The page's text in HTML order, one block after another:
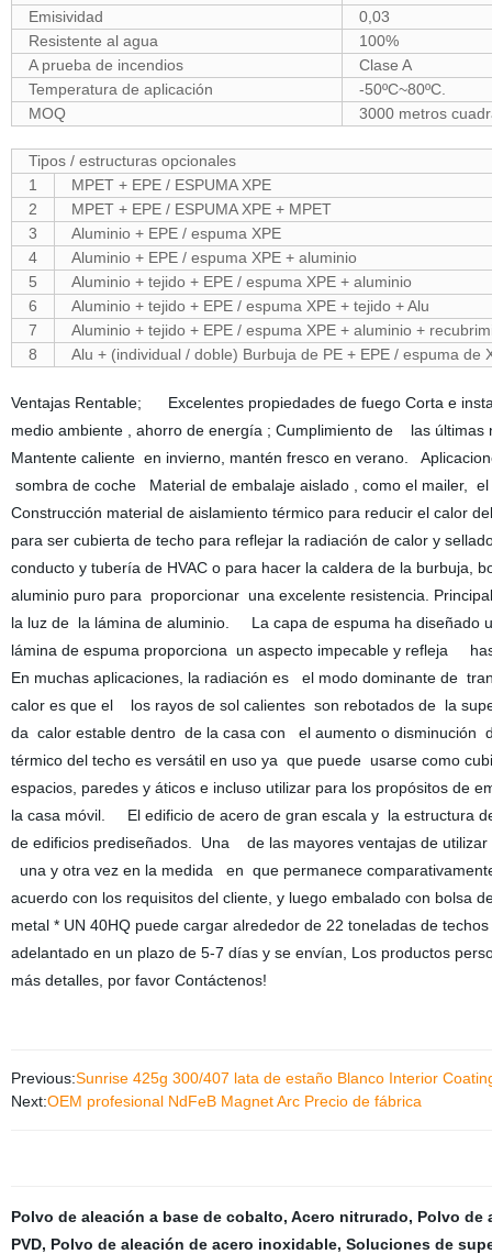
Emisividad
0,03
Resistente al agua
100%
A prueba de incendios
Clase A
Temperatura de aplicación
-50ºC~80ºC.
MOQ
3000 metros
Tipos / estructuras opcionales
1
MPET + EPE / ESPUMA XPE
2
MPET + EPE / ESPUMA XPE + MPET
3
Aluminio + EPE / espuma XPE
4
Aluminio + EPE / espuma XPE + aluminio
5
Aluminio + tejido + EPE / espuma XPE + aluminio
6
Aluminio + tejido + EPE / espuma XPE + tejido + Alu
7
Aluminio + tejido + EPE / espuma XPE + aluminio +
8
Alu + (individual / doble) Burbuja de PE + EPE / espuma
Ventajas Rentable; Excelentes propiedades de fuego Corta e
medio ambiente , ahorro de energía ; Cumplimiento de las
Mantente caliente en invierno, mantén fresco en verano.
sombra de coche Material de embalaje aislado , como el mailer,
Construcción material de aislamiento térmico para reducir el calor
para ser cubierta de techo para reflejar la radiación de calor y
conducto y tubería de HVAC o para hacer la caldera de la
aluminio puro para proporcionar una excelente resistencia.
la luz de la lámina de aluminio. La capa de espuma ha diseñado
lámina de espuma proporciona un aspecto impecable y refleja
En muchas aplicaciones, la radiación es el modo dominante de
calor es que el los rayos de sol calientes son rebotados de la
da calor estable dentro de la casa con el aumento o
térmico del techo es versátil en uso ya que puede usarse como
espacios, paredes y áticos e incluso utilizar para los propósitos
la casa móvil. El edificio de acero de gran escala y la estructura
de edificios prediseñados. Una de las mayores ventajas de
una y otra vez en la medida en que permanece
acuerdo con los requisitos del cliente, y luego embalado con bolsa
metal * UN 40HQ puede cargar alrededor de 22 toneladas de
adelantado en un plazo de 5-7 días y se envían, Los productos
más detalles, por favor Contáctenos!
Previous:Sunrise 425g 300/407 lata de estaño Blanco Interior
Next:OEM profesional NdFeB Magnet Arc Precio de fábrica
Polvo de aleación a base de cobalto, Acero nitrurado, Polvo de
PVD, Polvo de aleación de acero inoxidable, Soluciones de